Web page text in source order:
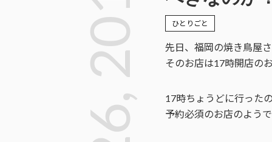
ひとりごと
先日、福岡の焼き鳥屋
そのお店は17時開店の
17時ちょうどに行った
予約必須のお店のよう